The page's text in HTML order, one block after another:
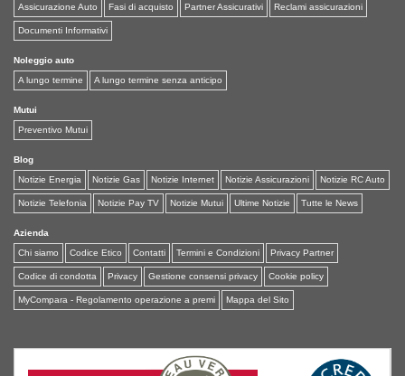
Assicurazione Auto
Fasi di acquisto Partner Assicurativi Reclami assicurazioni
Documenti Informativi
Noleggio auto
A lungo termine
A lungo termine senza anticipo
Mutui
Preventivo Mutui
Blog
Notizie Energia
Notizie Gas Notizie Internet Notizie Assicurazioni Notizie RC Auto
Notizie Telefonia Notizie Pay TV Notizie Mutui Ultime Notizie Tutte le News
Azienda
Chi siamo
Codice Etico Contatti Termini e Condizioni Privacy Partner
Codice di condotta Privacy Gestione consensi privacy Cookie policy
MyCompara - Regolamento operazione a premi Mappa del Sito